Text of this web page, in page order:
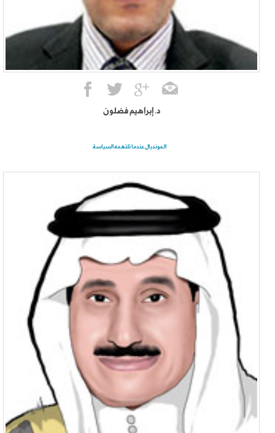
د. إبراهيم فضلون
المونديال عندما تلتهمه السياسة